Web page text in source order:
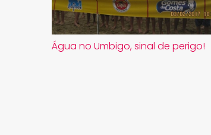
​Água no Umbigo, sinal de perigo!